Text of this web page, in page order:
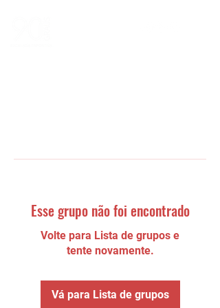
Esse grupo não foi encontrado
Volte para Lista de grupos e
tente novamente.
Vá para Lista de grupos